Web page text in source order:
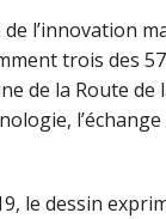
l’innovation
trois des
de la Route
le dessin